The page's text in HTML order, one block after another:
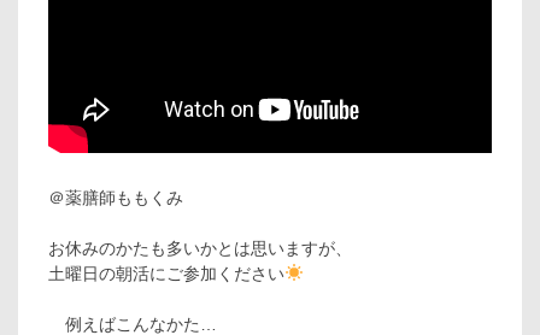
＠薬膳師ももくみ
お休みのかたも多いかとは思いますが、
土曜日の朝活にご参加ください
例えばこんなかた…